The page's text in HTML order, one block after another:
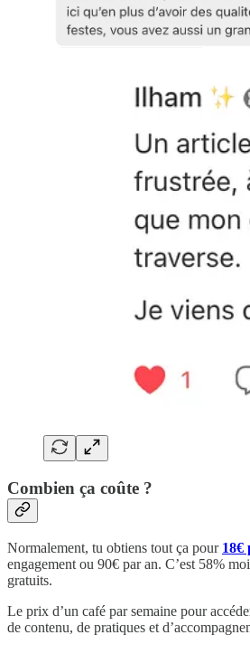
Combien ça coûte ?
Normalement, tu obtiens tout ça pour 18€
engagement ou 90€ par an. C’est 58%
gratuits.
Le prix d’un café par semaine pour
de contenu, de pratiques et